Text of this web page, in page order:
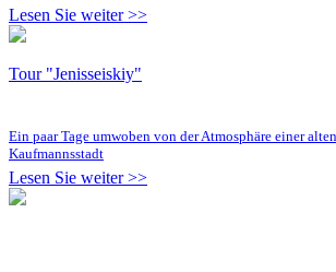
Lesen Sie weiter >>
Tour "Jenisseiskiy"
Ein paar Tage umwoben von der Atmosphäre einer
Kaufmannsstadt
Lesen Sie weiter >>